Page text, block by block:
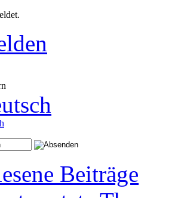
Beiträge